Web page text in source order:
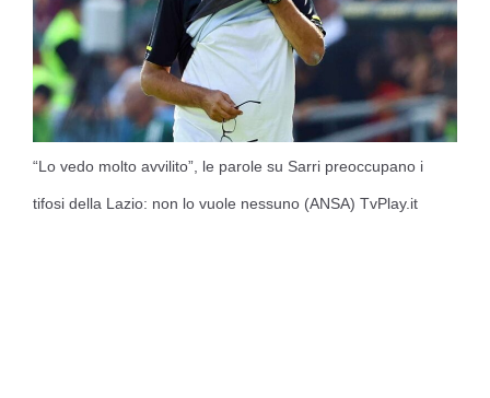
“Lo vedo molto avvilito”, le parole su Sarri preoccupano i
tifosi della Lazio: non lo vuole nessuno (ANSA) TvPlay.it